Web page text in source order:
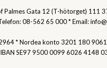
Palmes Gata 12 (T-hötorget) 111
08-562 65 000 * Email:
* Nordea konto 3201 180
SE97 9500 0099 6026 4148